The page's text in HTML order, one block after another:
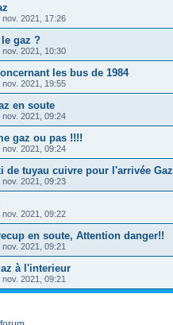
nov. 2021, 17:26
gaz ?
nov. 2021, 10:30
les bus de 1984
nov. 2021, 19:55
en soute
nov. 2021, 09:24
gaz ou pas !!!!
nov. 2021, 09:24
de tuyau cuivre pour l'arrivée Gaz
nov. 2021, 09:23
nov. 2021, 09:22
en soute, Attention danger!!
nov. 2021, 09:21
à l'interieur
nov. 2021, 09:21